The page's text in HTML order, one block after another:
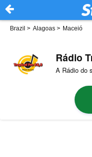
Brazil > Alagoas > Maceió
Rádio
A Rádio do